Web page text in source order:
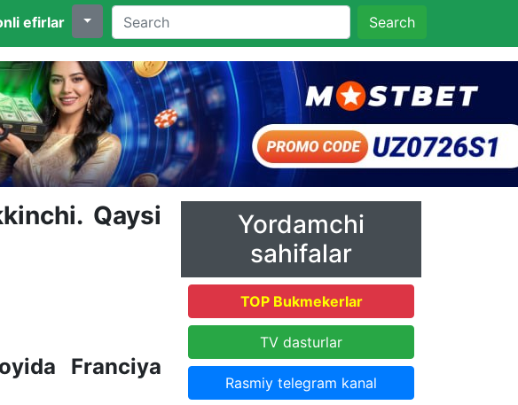
efirlar Search
Qaysi
Franciya
Yordamchi
sahifalar
TOP Bukmekerlar
TV dasturlar
Rasmiy telegram kanal